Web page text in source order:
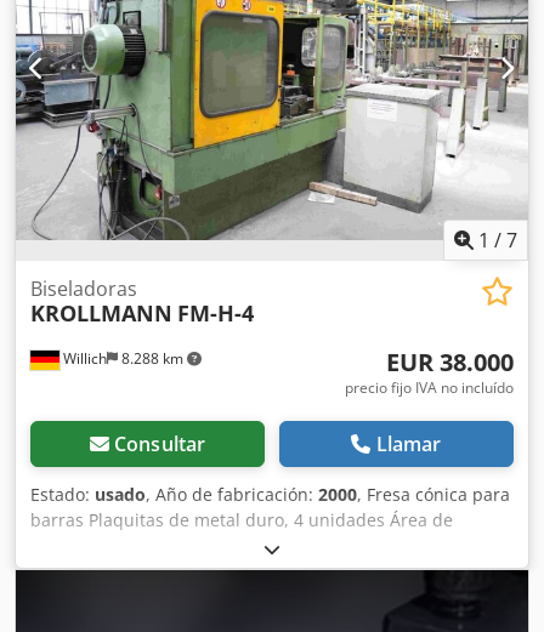
= 2,9 m/min. con anchura de biselado de 20 mm = 2,7
m/min. con 25 mm de ancho de biselado = 1,5 m/min. con
ajuste de grados (ángulo de biselado) 25° - 55 Escala de
ajuste de la regla Dispositivo de sujeción manual con
volante Tamaño del disco de corte Ø 200mm; dentado fino
/ medio / grueso Tamaño del bastidor de soporte: P:220 x
An:620 x Al:350mm; rueda motriz aprox. Ø 350 x 100mm;
indicación mediante escala lineal *
1 /7
Willich 8.288 km
Biseladoras
KROLLMANN FM-H-4
EUR 38.000
precio fijo IVA no incluído
Consultar Llamar
Estado: usado, Año de fabricación: 2000, Fresa cónica para
barras Plaquitas de metal duro, 4 unidades Área de
trabajo: redonda, perfil + cuadrada, en mm Área de
trabajo: 80 (100) a 25 mm Dodpfx Ahsg Akgto Sjck
Accionamiento de la fresadora: 380/420 V, 18,5 kW, 50 Hz
Revoluciones por minuto del accionamiento de la